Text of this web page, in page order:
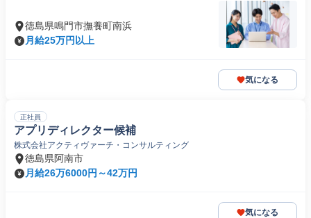
徳島県鳴門市撫養町南浜
月給25万円以上
気になる
正社員
アプリディレクター候補
株式会社アクティヴァーチ・コンサルティング
徳島県阿南市
月給26万6000円～42万円
気になる